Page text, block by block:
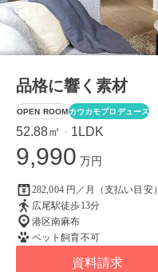
品格に響く素材
OPEN ROOMカウカモプロデュース
52.88㎡ ・ 1LDK
9,990 万円
282,004 円／月（支払い目安）
広尾駅徒歩13分
港区南麻布
ペット飼育不可
資料請求